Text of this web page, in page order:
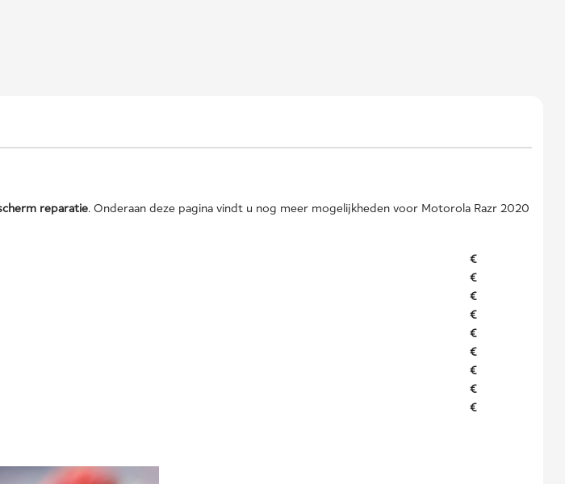
reparatie. Onderaan deze pagina vindt u nog meer mogelijkheden voor Motorola Razr 2020
€
€
€
€
€
€
€
€
€